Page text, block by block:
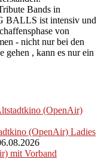
Bands in
BALLS ist intensiv und
von
- nicht nur bei den
gehen , kann es nur ein
(OpenAir)
(OpenAir) Ladies
mit Vorband